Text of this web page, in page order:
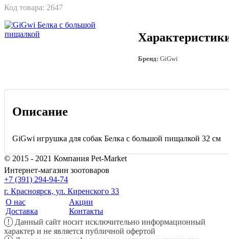
Код товара: 2647
Бренд: GiGwi
Описание
GiGwi игрушка для собак Белка с большой пищалкой 32 см
© 2015 - 2021 Компания Pet-Market
Интернет-магазин зоотоваров
+7 (391) 294-94-74
г. Красноярск, ул. Киренского 33
О нас
Доставка
Акции
Контакты
!
Данный сайт носит исключительно информационный
характер и не является публичной офертой